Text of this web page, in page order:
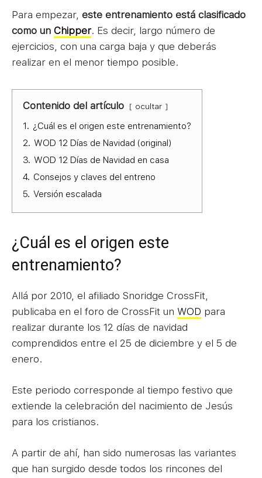
Para empezar, este entrenamiento está clasificado
como un Chipper. Es decir, largo número de
ejercicios, con una carga baja y que deberás
realizar en el menor tiempo posible.
Contenido del artículo ocultar
1. ¿Cuál es el origen este entrenamiento?
2. WOD 12 Días de Navidad (original)
3. WOD 12 Días de Navidad en casa
4. Consejos y claves del entreno
5. Versión escalada
¿Cuál es el origen este
entrenamiento?
Allá por 2010, el afiliado Snoridge CrossFit,
publicaba en el foro de CrossFit un WOD para
realizar durante los 12 días de navidad
comprendidos entre el 25 de diciembre y el 5 de
enero.
Este periodo corresponde al tiempo festivo que
extiende la celebración del nacimiento de Jesús
para los cristianos.
A partir de ahí, han sido numerosas las variantes
que han surgido desde todos los rincones del